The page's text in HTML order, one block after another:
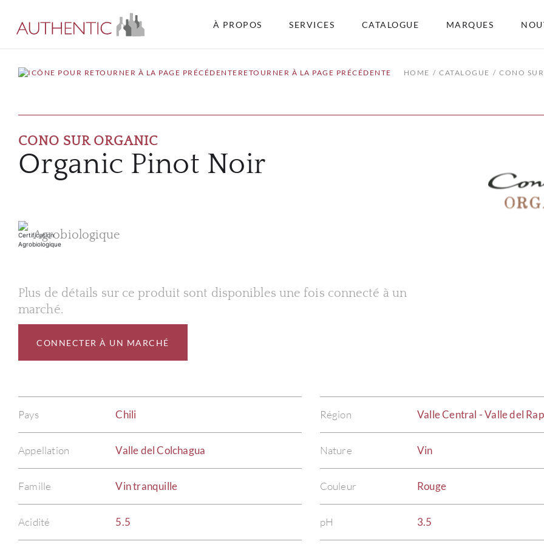
À PROPOS SERVICES CATALOGUE MARQUES
RETOURNER À LA PAGE PRÉCÉDENTE HOME CATALOGUE CONO
CONO SUR ORGANIC
Organic Pinot Noir
Agrobiologique
Plus de détails sur ce produit sont disponibles une fois connecté à un
marché.
CONNECTER À UN MARCHÉ
Pays Chili Région Valle Central - Valle del
Appellation Valle del Colchagua Nature Vin
Famille Vin tranquille Couleur Rouge
Acidité 5.5 pH 3.5